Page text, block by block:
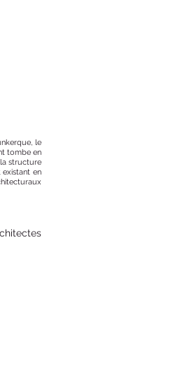
le
tombe en
structure
en